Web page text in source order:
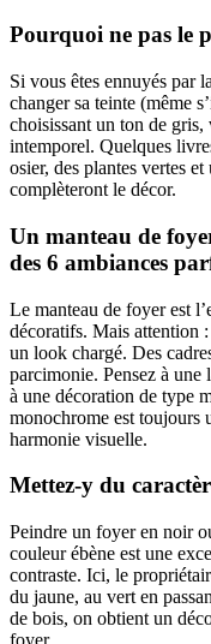
Pourquoi ne pas le
Si vous êtes ennuyés par
changer sa teinte (même
choisissant un ton de gris,
intemporel. Quelques
osier, des plantes vertes
complèteront le décor.
Un manteau de
des 6 ambiances
Le manteau de foyer est
décoratifs. Mais attention
un look chargé. Des
parcimonie. Pensez à une
à une décoration de type
monochrome est toujours
harmonie visuelle.
Mettez-y du
Peindre un foyer en noir
couleur ébène est une
contraste. Ici, le
du jaune, au vert en
de bois, on obtient un
foyer.